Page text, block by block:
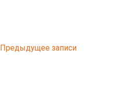
Предыдущее